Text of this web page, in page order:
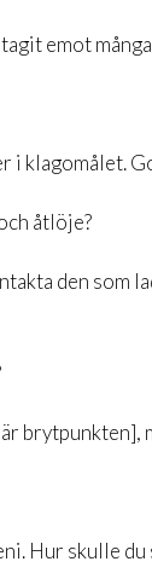
emot många
klagomålet.
åtlöje?
den som
Hur skulle